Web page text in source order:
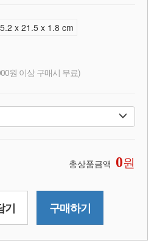
x 21.5 x 1.8 cm
원 이상 구매시 무료)
총상품금액 0원
기 구매하기